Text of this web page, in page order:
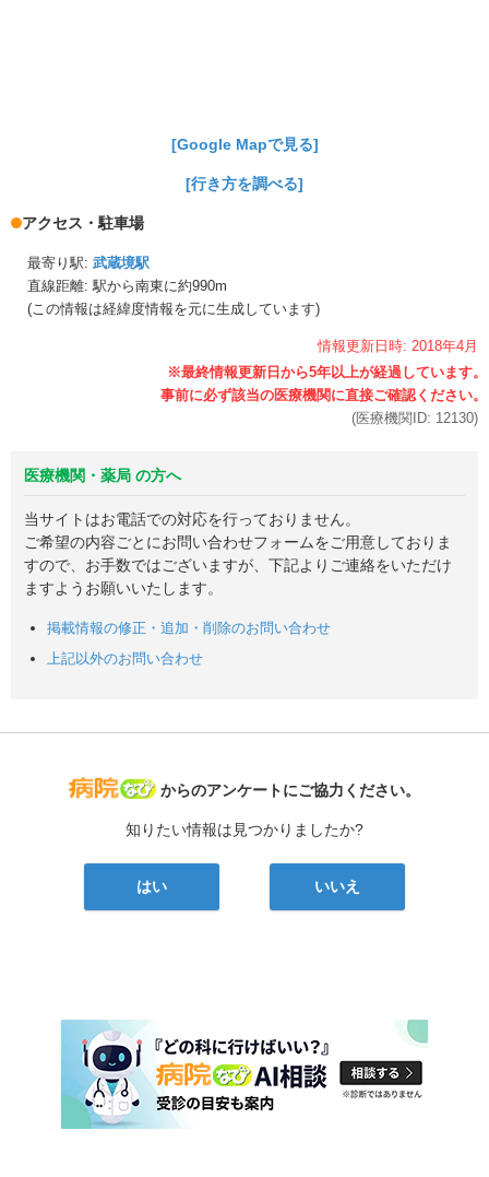
[Google Mapで見る]
[行き方を調べる]
アクセス・駐車場
最寄り駅: 武蔵境駅
直線距離: 駅から南東に約990m
(この情報は経緯度情報を元に生成しています)
情報更新日時: 2018年4月
(医療機関ID: 12130)
医療機関・薬局 の方へ
当サイトはお電話での対応を行っておりません。
ご希望の内容ごとにお問い合わせフォームをご用意しておりま
すので、お手数ではございますが、下記よりご連絡をいただけ
ますようお願いいたします。
掲載情報の修正・追加・削除のお問い合わせ
上記以外のお問い合わせ
病院なび
からのアンケートにご協力ください。
知りたい情報は見つかりましたか?
はい いいえ